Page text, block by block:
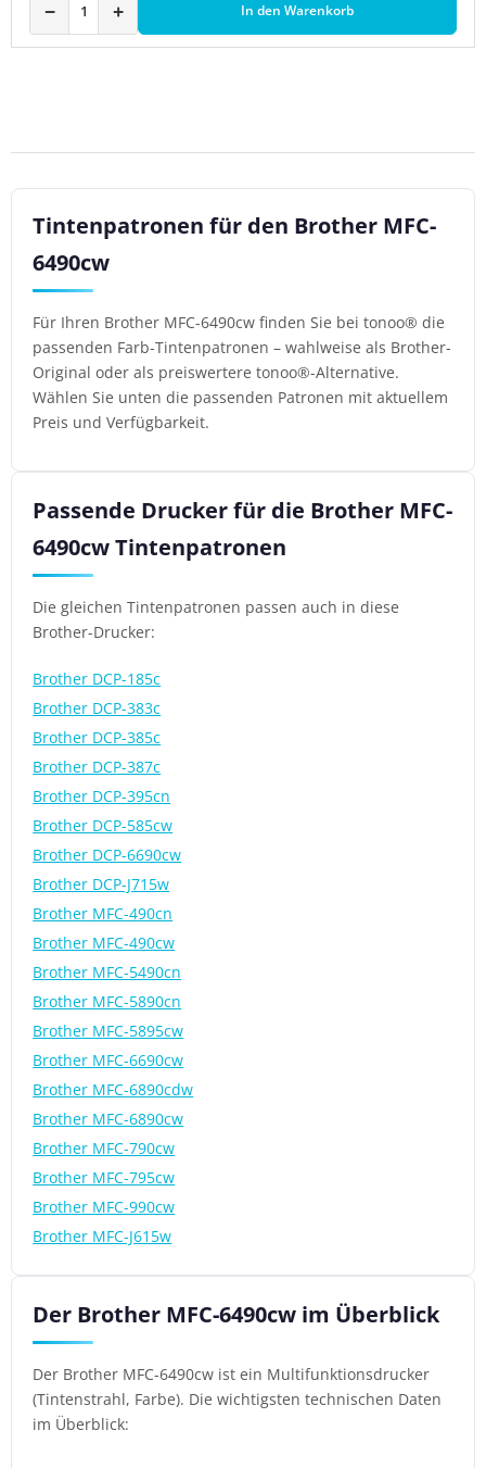
− + In den Warenkorb
Tintenpatronen für den Brother MFC-
6490cw
Für Ihren Brother MFC-6490cw finden Sie bei tonoo® die
passenden Farb-Tintenpatronen – wahlweise als Brother-
Original oder als preiswertere tonoo®-Alternative.
Wählen Sie unten die passenden Patronen mit aktuellem
Preis und Verfügbarkeit.
Passende Drucker für die Brother MFC-
6490cw Tintenpatronen
Die gleichen Tintenpatronen passen auch in diese
Brother-Drucker:
Brother DCP-185c
Brother DCP-383c
Brother DCP-385c
Brother DCP-387c
Brother DCP-395cn
Brother DCP-585cw
Brother DCP-6690cw
Brother DCP-J715w
Brother MFC-490cn
Brother MFC-490cw
Brother MFC-5490cn
Brother MFC-5890cn
Brother MFC-5895cw
Brother MFC-6690cw
Brother MFC-6890cdw
Brother MFC-6890cw
Brother MFC-790cw
Brother MFC-795cw
Brother MFC-990cw
Brother MFC-J615w
Der Brother MFC-6490cw im Überblick
Der Brother MFC-6490cw ist ein Multifunktionsdrucker
(Tintenstrahl, Farbe). Die wichtigsten technischen Daten
im Überblick: